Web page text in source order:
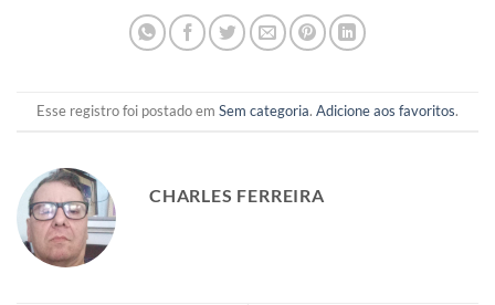
Esse registro foi postado em Sem categoria. Adicione aos favoritos.
CHARLES FERREIRA